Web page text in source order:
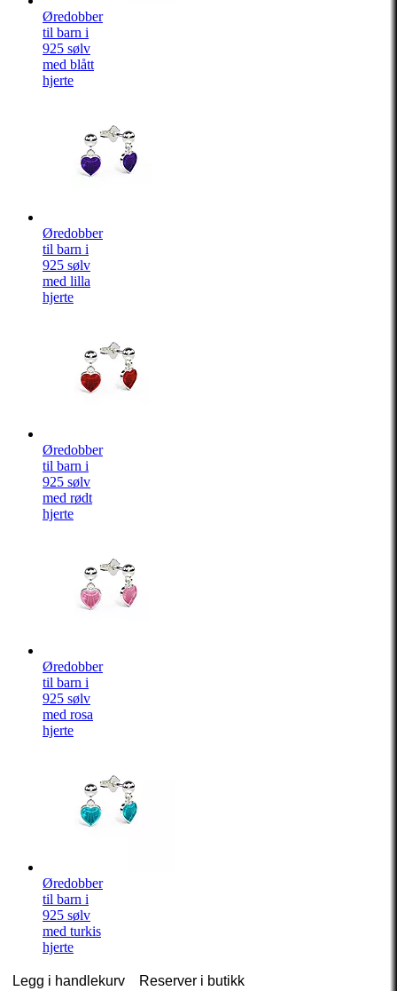
Øredobber
til barn i
925 sølv
med blått
hjerte
Øredobber
til barn i
925 sølv
med lilla
hjerte
Øredobber
til barn i
925 sølv
med rødt
hjerte
Øredobber
til barn i
925 sølv
med rosa
hjerte
Øredobber
til barn i
925 sølv
med turkis
hjerte
Legg i handlekurv Reserver i butikk